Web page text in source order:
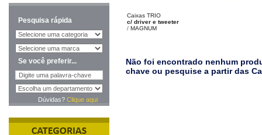
Pesquisa rápida
Se você preferir...
Dúvidas? Clique aqui
Caixas TRIO
c/ driver e tweeter
/ MAGNUM
Não foi encontrado nenhum
chave ou pesquise a partir das